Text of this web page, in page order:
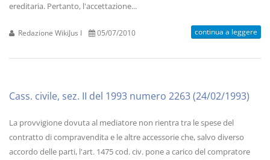
ereditaria. Pertanto, l'accettazione...
Redazione WikiJus I 05/07/2010 continua a leggere
Cass. civile, sez. II del 1993 numero 2263 (24/02/1993)
La provvigione dovuta al mediatore non rientra tra le spese del
contratto di compravendita e le altre accessorie che, salvo diverso
accordo delle parti, l'art. 1475 cod. civ. pone a carico del compratore